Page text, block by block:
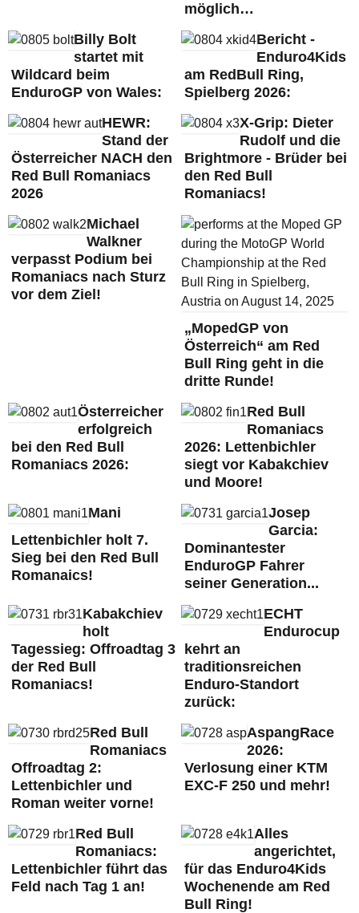
möglich…
Billy Bolt
startet mit
Wildcard beim
EnduroGP von Wales:
Bericht -
Enduro4Kids
am RedBull Ring,
Spielberg 2026:
HEWR:
Stand der
Österreicher NACH den
Red Bull Romaniacs
2026
X-Grip: Dieter
Rudolf und die
Brightmore - Brüder bei
den Red Bull
Romaniacs!
Michael
Walkner
verpasst Podium bei
Romaniacs nach Sturz
vor dem Ziel!
„MopedGP von
Österreich“ am Red
Bull Ring geht in die
dritte Runde!
Österreicher
erfolgreich
bei den Red Bull
Romaniacs 2026:
Red Bull
Romaniacs
2026: Lettenbichler
siegt vor Kabakchiev
und Moore!
Mani
Lettenbichler holt 7.
Sieg bei den Red Bull
Romanaics!
Josep
Garcia:
Dominantester
EnduroGP Fahrer
seiner Generation...
Kabakchiev
holt
Tagessieg: Offroadtag 3
der Red Bull
Romaniacs!
ECHT
Endurocup
kehrt an
traditionsreichen
Enduro-Standort
zurück:
Red Bull
Romaniacs
Offroadtag 2:
Lettenbichler und
Roman weiter vorne!
AspangRace
2026:
Verlosung einer KTM
EXC-F 250 und mehr!
Red Bull
Romaniacs:
Lettenbichler führt das
Feld nach Tag 1 an!
Alles
angerichtet,
für das Enduro4Kids
Wochenende am Red
Bull Ring!